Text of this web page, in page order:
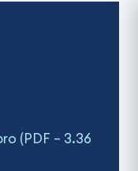
(PDF – 3.36